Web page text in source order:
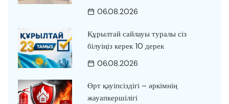
06.08.2026
Құрылтай сайлауы туралы сіз
білуіңіз керек 10 дерек
06.08.2026
Өрт қауіпсіздігі – әркімнің
жауапкершілігі